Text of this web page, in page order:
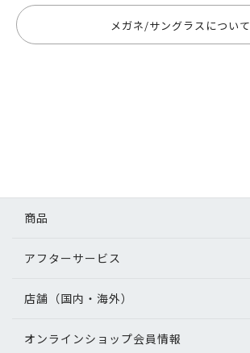
メガネ/サングラスについて
商品
アフターサービス
店舗（国内・海外）
オンラインショップ会員情報